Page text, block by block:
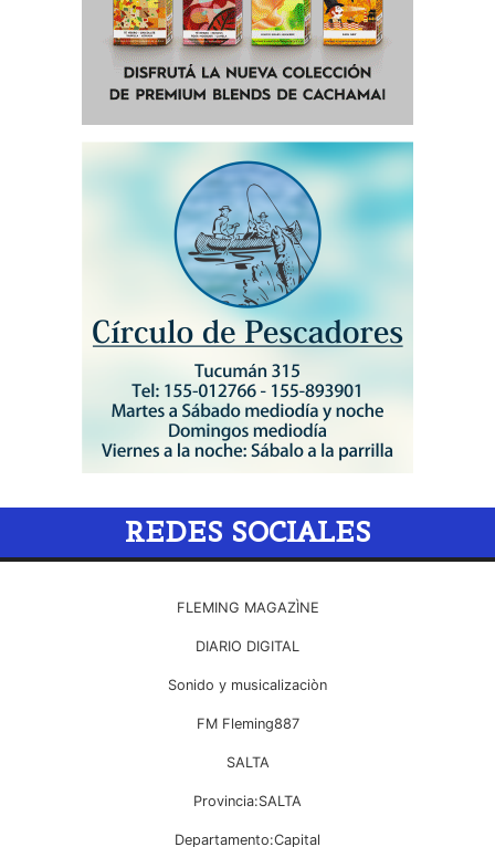
REDES SOCIALES
FLEMING MAGAZÌNE
DIARIO DIGITAL
Sonido y musicalizaciòn
FM Fleming887
SALTA
Provincia:SALTA
Departamento:Capital